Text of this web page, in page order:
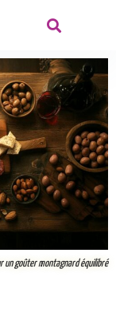
un goûter montagnard équilibré